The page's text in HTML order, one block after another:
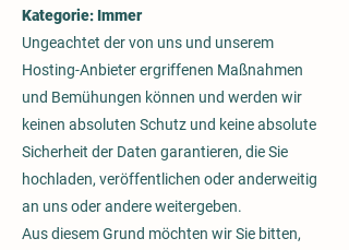
Kategorie: Immer
Ungeachtet der von uns und unserem
Hosting-Anbieter ergriffenen Maßnahmen
und Bemühungen können und werden wir
keinen absoluten Schutz und keine absolute
Sicherheit der Daten garantieren, die Sie
hochladen, veröffentlichen oder anderweitig
an uns oder andere weitergeben.
Aus diesem Grund möchten wir Sie bitten,